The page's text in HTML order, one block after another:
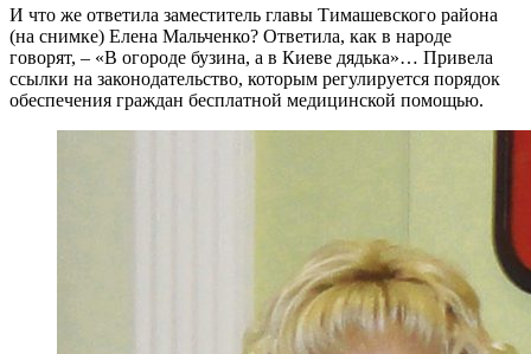
И что же ответила заместитель главы Тимашевского района
(на снимке) Елена Мальченко? Ответила, как в народе
говорят, – «В огороде бузина, а в Киеве дядька»… Привела
ссылки на законодательство, которым регулируется порядок
обеспечения граждан бесплатной медицинской помощью.